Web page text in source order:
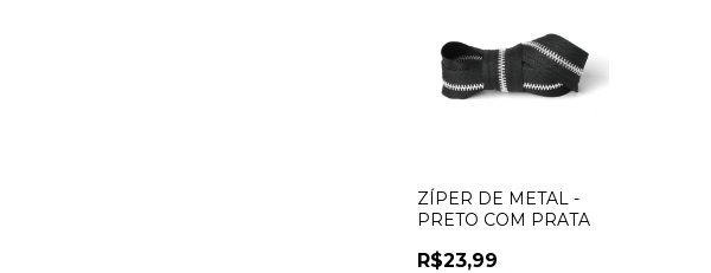
ZÍPER DE METAL -
PRETO COM PRATA
R$23,99